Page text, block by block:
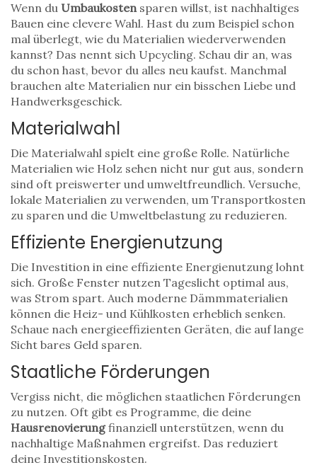
Wenn du Umbaukostensparen willst, ist nachhaltiges
Bauen eine clevere Wahl. Hast du zum Beispiel schon
mal überlegt, wie du Materialien wiederverwenden
kannst? Das nennt sich Upcycling. Schau dir an, was
du schon hast, bevor du alles neu kaufst. Manchmal
brauchen alte Materialien nur ein bisschen Liebe und
Handwerksgeschick.
Materialwahl
Die Materialwahl spielt eine große Rolle. Natürliche
Materialien wie Holz sehen nicht nur gut aus, sondern
sind oft preiswerter und umweltfreundlich. Versuche,
lokale Materialien zu verwenden, um Transportkosten
zu sparen und die Umweltbelastung zu reduzieren.
Effiziente Energienutzung
Die Investition in eine effiziente Energienutzung lohnt
sich. Große Fenster nutzen Tageslicht optimal aus,
was Strom spart. Auch moderne Dämmmaterialien
können die Heiz- und Kühlkosten erheblich senken.
Schaue nach energieeffizienten Geräten, die auf lange
Sicht bares Geld sparen.
Staatliche Förderungen
Vergiss nicht, die möglichen staatlichen Förderungen
zu nutzen. Oft gibt es Programme, die deine
Hausrenovierungfinanziell unterstützen, wenn du
nachhaltige Maßnahmen ergreifst. Das reduziert
deine Investitionskosten.